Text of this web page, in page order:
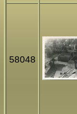
58048